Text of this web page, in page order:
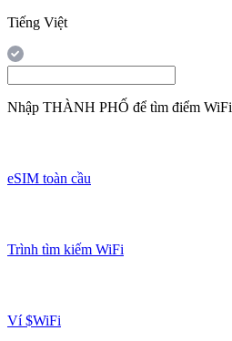
Tiếng Việt
Nhập THÀNH PHỐ để tìm điểm WiFi
eSIM toàn cầu
Trình tìm kiếm WiFi
Ví $WiFi